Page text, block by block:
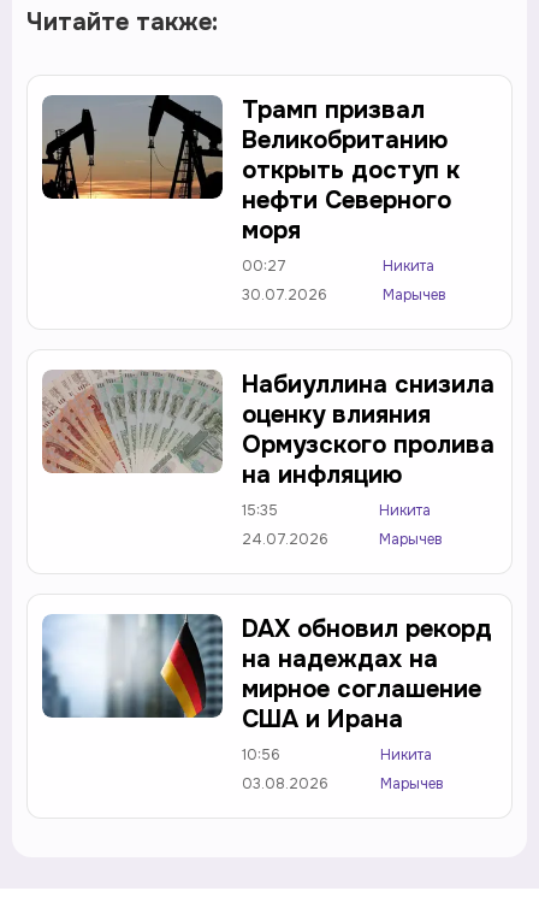
Читайте также:
Трамп призвал
Великобританию
открыть доступ к
нефти Северного
моря
00:27
30.07.2026
Никита
Марычев
Набиуллина снизила
оценку влияния
Ормузского пролива
на инфляцию
15:35
24.07.2026
Никита
Марычев
DAX обновил рекорд
на надеждах на
мирное соглашение
США и Ирана
10:56
03.08.2026
Никита
Марычев